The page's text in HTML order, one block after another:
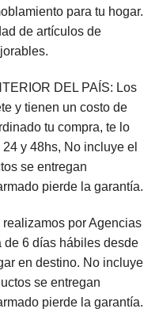
para tu hogar.
de artículos de
DEL PAÍS: Los
y tienen un costo de
tu compra, te lo
y 48hs, No incluye el
se entregan
pierde la garantía.
por Agencias
de 6 días hábiles desde
en destino. No incluye
se entregan
pierde la garantía.